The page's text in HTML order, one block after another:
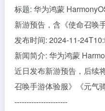
标题: 华为鸿蒙
新游预告，含《使命召唤
发布时间: 2024-11-
新闻简介: 华为鸿蒙
近日发布新游预告，后续
召唤手游体验服》《元气
----------------------